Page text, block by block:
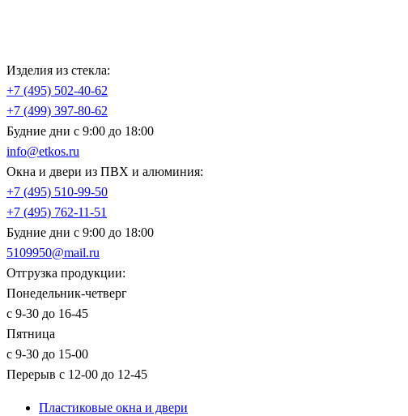
Изделия из стекла:
+7 (495) 502-40-62
+7 (499) 397-80-62
Будние дни с 9:00 до 18:00
info@etkos.ru
Окна и двери из ПВХ и алюминия:
+7 (495) 510-99-50
+7 (495) 762-11-51
Будние дни с 9:00 до 18:00
5109950@mail.ru
Отгрузка продукции:
Понедельник-четверг
с 9-30 до 16-45
Пятница
с 9-30 до 15-00
Перерыв с 12-00 до 12-45
Пластиковые окна и двери